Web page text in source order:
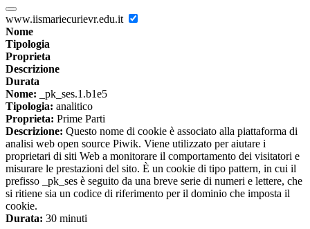
www.iismariecurievr.edu.it
Nome
Tipologia
Proprieta
Descrizione
Durata
Nome: _pk_ses.1.b1e5
Tipologia: analitico
Proprieta: Prime Parti
Descrizione: Questo nome di cookie è associato alla piattaforma di
analisi web open source Piwik. Viene utilizzato per aiutare i
proprietari di siti Web a monitorare il comportamento dei visitatori e
misurare le prestazioni del sito. È un cookie di tipo pattern, in cui il
prefisso _pk_ses è seguito da una breve serie di numeri e lettere, che
si ritiene sia un codice di riferimento per il dominio che imposta il
cookie.
Durata: 30 minuti